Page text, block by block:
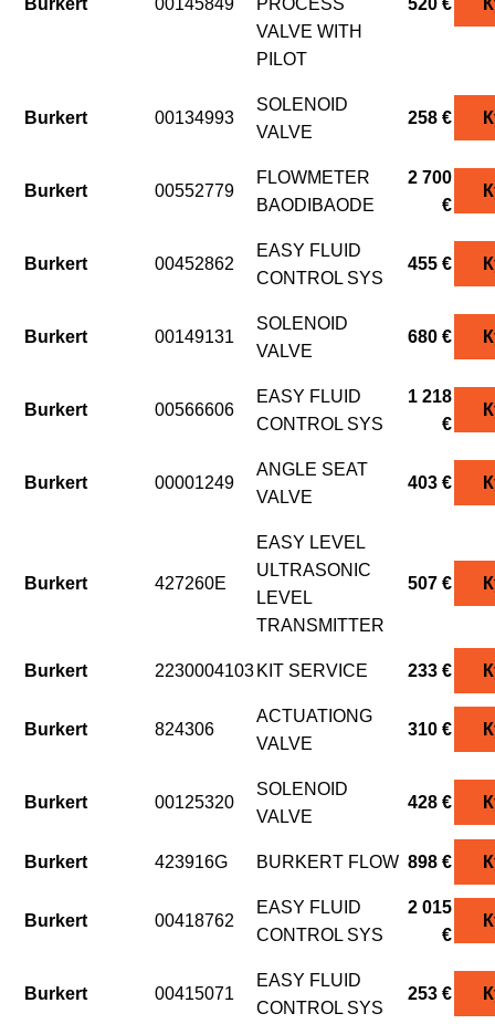
VALVE WITH
PILOT
Burkert 00134993
SOLENOID
VALVE
258 €
Burkert 00552779
FLOWMETER
BAODIBAODE
2 700
€
Burkert 00452862
EASY FLUID
CONTROL SYS
455 €
Burkert 00149131
SOLENOID
VALVE
680 €
Burkert 00566606
EASY FLUID
CONTROL SYS
1 218
€
Burkert 00001249
ANGLE SEAT
VALVE
403 €
Burkert 427260E
EASY LEVEL
ULTRASONIC
LEVEL
TRANSMITTER
507 €
Burkert 2230004103 KIT SERVICE 233 €
Burkert 824306
ACTUATIONG
VALVE
310 €
Burkert 00125320
SOLENOID
VALVE
428 €
Burkert 423916G BURKERT FLOW 898 €
Burkert 00418762
EASY FLUID
CONTROL SYS
2 015
€
Burkert 00415071
EASY FLUID
CONTROL SYS
253 €